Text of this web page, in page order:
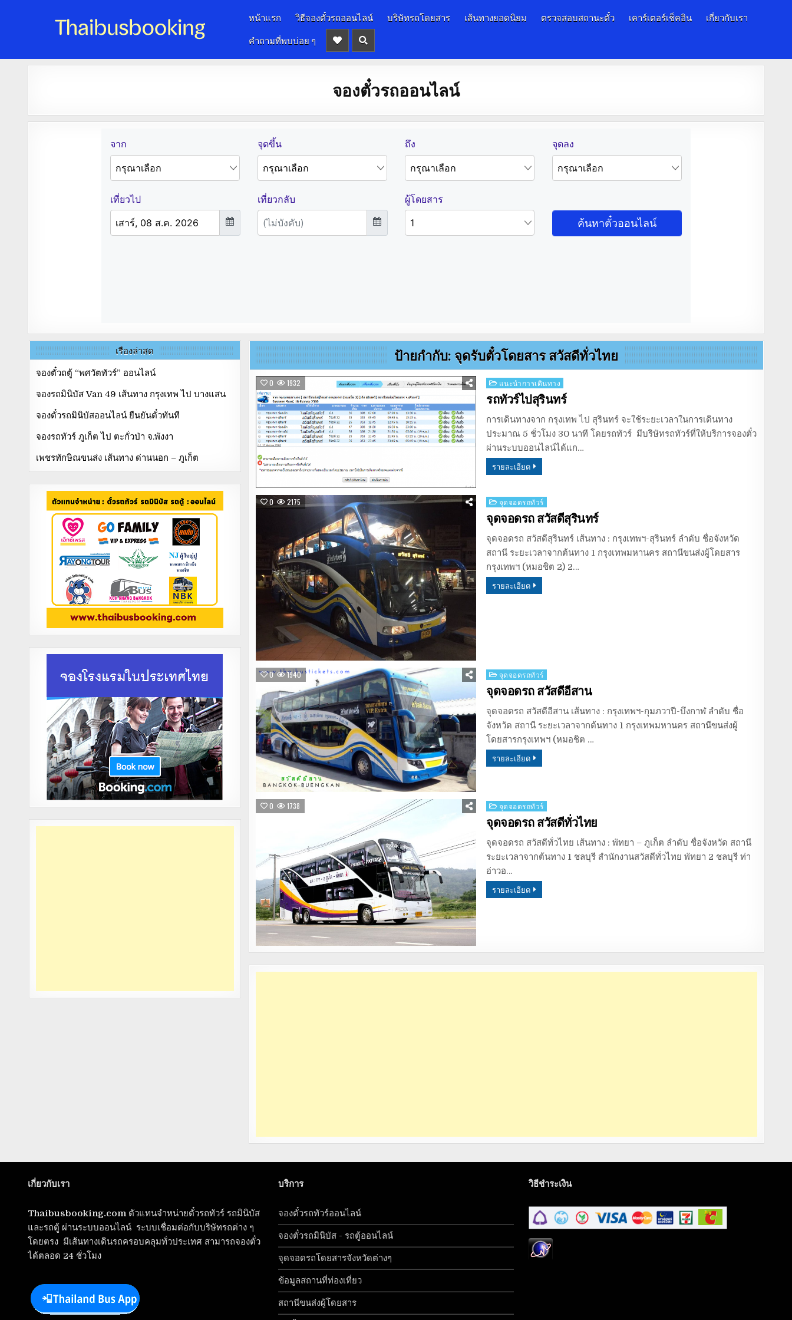
จองตั๋วรถออนไลน์ 24 ชั่วโมง
หน้าแรก วิธีจองตั๋วรถออนไลน์ บริษัทรถโดยสาร เส้นทางยอดนิยม ตรวจสอบสถานะตั๋ว เคาร์เตอร์เช็คอิน
เกี่ยวกับเรา
คำถามที่พบบ่อย ๆ
จองตั๋วรถออนไลน์
ป้ายกำกับ: จุดรับตั๋วโดยสาร สวัสดีทั่วไทย
0 1932
Posted
in
แนะนำการเดินทาง
รถทัวร์ไปสุรินทร์
การเดินทางจาก กรุงเทพ ไป สุรินทร์ จะใช้ระยะเวลาในการเดินทาง
ประมาณ 5 ชั่วโมง 30 นาที โดยรถทัวร์ มีบริษัทรถทัวร์ที่ให้บริการจองตั๋ว
ผ่านระบบออนไลน์ได้แก…
รายละเอียด
0 2175
Posted
in
จุดจอดรถทัวร์
จุดจอดรถ สวัสดีสุรินทร์
จุดจอดรถ สวัสดีสุรินทร์ เส้นทาง : กรุงเทพฯ-สุรินทร์ ลำดับ ชื่อจังหวัด
สถานี ระยะเวลาจากต้นทาง 1 กรุงเทพมหานคร สถานีขนส่งผู้โดยสาร
กรุงเทพฯ (หมอชิต 2) 2…
รายละเอียด
0 1940
Posted
in
จุดจอดรถทัวร์
จุดจอดรถ สวัสดีอีสาน
จุดจอดรถ สวัสดีอีสาน เส้นทาง : กรุงเทพฯ-กุมภวาปี-บึงกาฬ ลำดับ ชื่อ
จังหวัด สถานี ระยะเวลาจากต้นทาง 1 กรุงเทพมหานคร สถานีขนส่งผู้
โดยสารกรุงเทพฯ (หมอชิต …
รายละเอียด
0 1738
Posted
in
จุดจอดรถทัวร์
จุดจอดรถ สวัสดีทั่วไทย
จุดจอดรถ สวัสดีทั่วไทย เส้นทาง : พัทยา – ภูเก็ต ลำดับ ชื่อจังหวัด สถานี
ระยะเวลาจากต้นทาง 1 ชลบุรี สำนักงานสวัสดีทั่วไทย พัทยา 2 ชลบุรี ท่า
อ่าวอ…
รายละเอียด
เรื่องล่าสุด
จองตั๋วถตู้ “พศวัตทัวร์” ออนไลน์
จองรถมินิบัส Van 49 เส้นทาง กรุงเทพ ไป บางแสน
จองตั๋วรถมินิบัสออนไลน์ ยืนยันตั๋วทันที
จองรถทัวร์ ภูเก็ต ไป ตะกั่วป่า จ.พังงา
เพชรทักษิณขนส่ง เส้นทาง ด่านนอก – ภูเก็ต
เกี่ยวกับเรา
Thaibusbooking.com ตัวแทนจำหน่ายตั๋วรถทัวร์ รถมินิบัส
และรถตู้ ผ่านระบบออนไลน์ ระบบเชื่อมต่อกับบริษัทรถต่าง ๆ
โดยตรง มีเส้นทางเดินรถครอบคลุมทั่วประเทศ สามารถจองตั๋ว
ได้ตลอด 24 ชั่วโมง
บริการ
จองตั๋วรถทัวร์ออนไลน์
จองตั๋วรถมินิบัส - รถตู้ออนไลน์
จุดจอดรถโดยสารจังหวัดต่างๆ
ข้อมูลสถานที่ท่องเที่ยว
สถานีขนส่งผู้โดยสาร
วิธีชำระเงิน